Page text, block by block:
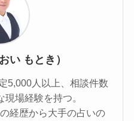
い もとき）
5,000人以上、相談件数
場経験を持つ。
経歴から大手の占いの